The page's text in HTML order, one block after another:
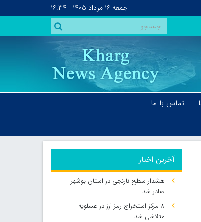
جمعه ۱۶ مرداد ۱۴۰۵ ۱۶:۳۴
تماس با ما
آخرین اخبار
هشدار سطح نارنجی در استان بوشهر
صادر شد
۸ مرکز استخراج رمز ارز در عسلویه
متلاشی شد